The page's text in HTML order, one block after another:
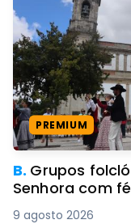
PREMIUM
B. Grupos
Senhora
9 agosto 2026